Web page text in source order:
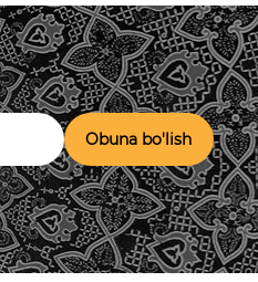
Obuna bo'lish